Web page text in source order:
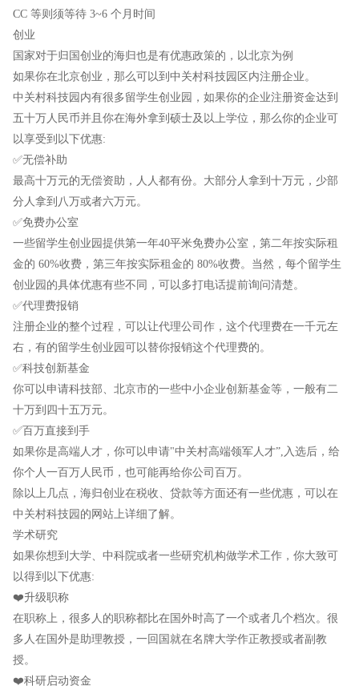
CC 等则须等待 3~6 个月时间
创业
国家对于归国创业的海归也是有优惠政策的，以北京为例
如果你在北京创业，那么可以到中关村科技园区内注册企业。
中关村科技园内有很多留学生创业园，如果你的企业注册资金达到
五十万人民币并且你在海外拿到硕士及以上学位，那么你的企业可
以享受到以下优惠:
✅无偿补助
最高十万元的无偿资助，人人都有份。大部分人拿到十万元，少部
分人拿到八万或者六万元。
✅免费办公室
一些留学生创业园提供第一年40平米免费办公室，第二年按实际租
金的 60%收费，第三年按实际租金的 80%收费。当然，每个留学生
创业园的具体优惠有些不同，可以多打电话提前询问清楚。
✅代理费报销
注册企业的整个过程，可以让代理公司作，这个代理费在一千元左
右，有的留学生创业园可以替你报销这个代理费的。
✅科技创新基金
你可以申请科技部、北京市的一些中小企业创新基金等，一般有二
十万到四十五万元。
✅百万直接到手
如果你是高端人才，你可以申请"中关村高端领军人才”,入选后，给
你个人一百万人民币，也可能再给你公司百万。
除以上几点，海归创业在税收、贷款等方面还有一些优惠，可以在
中关村科技园的网站上详细了解。
学术研究
如果你想到大学、中科院或者一些研究机构做学术工作，你大致可
以得到以下优惠:
❤️升级职称
在职称上，很多人的职称都比在国外时高了一个或者几个档次。很
多人在国外是助理教授，一回国就在名牌大学作正教授或者副教
授。
❤️科研启动资金